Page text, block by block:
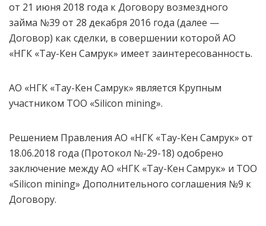
от 21 июня 2018 года к Договору возмездного
займа №39 от 28 декабря 2016 года (далее —
Договор) как сделки, в совершении которой АО
«НГК «Тау-Кен Самрук» имеет заинтересованность.
АО «НГК «Тау-Кен Самрук» является Крупным
участником ТОО «Silicon mining».
Решением Правления АО «НГК «Тау-Кен Самрук» от
18.06.2018 года (Протокол №-29-18) одобрено
заключение между АО «НГК «Тау-Кен Самрук» и ТОО
«Silicon mining» Дополнительного соглашения №9 к
Договору.